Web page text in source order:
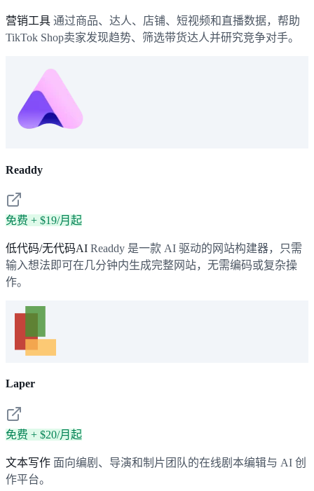
营销工具 通过商品、达人、店铺、短视频和直播数据，帮助
TikTok Shop卖家发现趋势、筛选带货达人并研究竞争对手。
Readdy
免费 + $19/月起
低代码/无代码AI Readdy 是一款 AI 驱动的网站构建器，只需
输入想法即可在几分钟内生成完整网站，无需编码或复杂操
作。
Laper
免费 + $20/月起
文本写作 面向编剧、导演和制片团队的在线剧本编辑与 AI 创
作平台。